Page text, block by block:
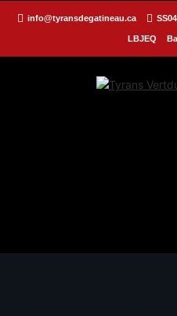
info@tyransdegatineau.ca
LBJEQ